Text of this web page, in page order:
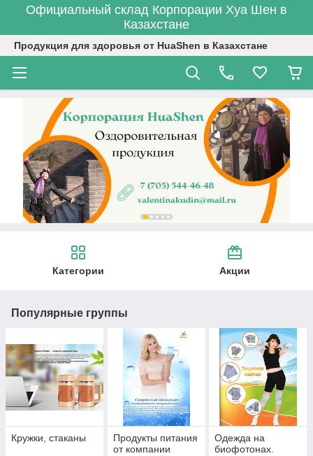
Официальный склад Корпорации Хуа Шен в
Казахстане
Продукция для здоровья от HuaShen в Казахстане
Категории Акции
Популярные группы
Кружки, стаканы
Продукты питания
от компании
Одежда на
биофотонах.